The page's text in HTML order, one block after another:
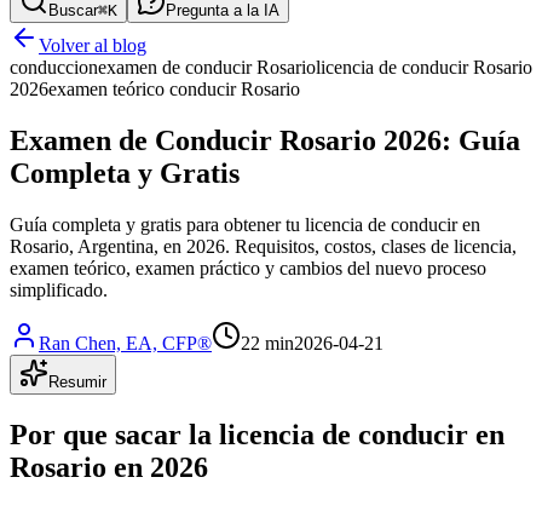
Buscar⌘K Pregunta a la IA
Volver al blog
conduccionexamen de conducir Rosariolicencia de conducir Rosario
2026examen teórico conducir Rosario
Examen de Conducir Rosario 2026: Guía
Completa y Gratis
Guía completa y gratis para obtener tu licencia de conducir en
Rosario, Argentina, en 2026. Requisitos, costos, clases de licencia,
examen teórico, examen práctico y cambios del nuevo proceso
simplificado.
Ran Chen, EA, CFP® 22 min2026-04-21
Resumir
Por que sacar la licencia de conducir en
Rosario en 2026